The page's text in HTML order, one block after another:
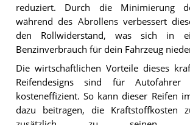
reduziert. Durch die Minimierung
während des Abrollens verbessert
den Rollwiderstand, was sich in
Benzinverbrauch für dein Fahrzeug
Die wirtschaftlichen Vorteile dieses
Reifendesigns sind für Autofahrer
kosteneffizient. So kann dieser Reifen
dazu beitragen, die Kraftstoffkosten